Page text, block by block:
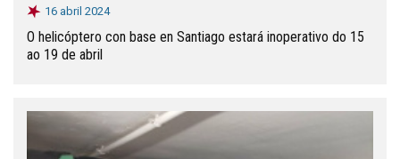
16 abril 2024
O helicóptero con base en Santiago estará inoperativo do 15
ao 19 de abril